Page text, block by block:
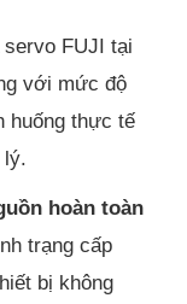
FUJI tại
với mức độ
huống thực tế
lý.
hoàn toàn
trạng cấp
bị không